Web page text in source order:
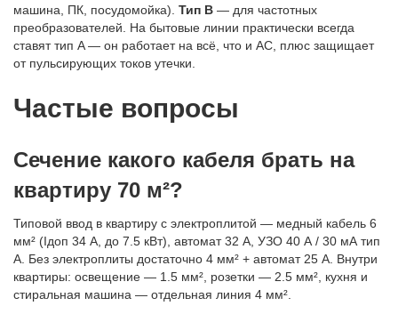
машина, ПК, посудомойка). Тип B — для частотных
преобразователей. На бытовые линии практически всегда
ставят тип A — он работает на всё, что и AC, плюс защищает
от пульсирующих токов утечки.
Частые вопросы
Сечение какого кабеля брать на
квартиру 70 м²?
Типовой ввод в квартиру с электроплитой — медный кабель 6
мм² (Iдоп 34 А, до 7.5 кВт), автомат 32 А, УЗО 40 А / 30 мА тип
A. Без электроплиты достаточно 4 мм² + автомат 25 А. Внутри
квартиры: освещение — 1.5 мм², розетки — 2.5 мм², кухня и
стиральная машина — отдельная линия 4 мм².